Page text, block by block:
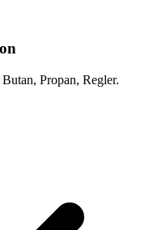
Propan, Regler.